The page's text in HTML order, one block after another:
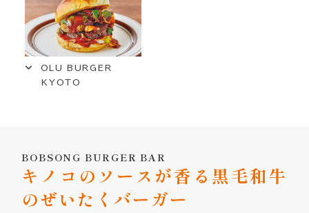
OLU BURGER
KYOTO
BOBSONG BURGER BAR
キノコのソースが香る黒毛和牛
のぜいたくバーガー